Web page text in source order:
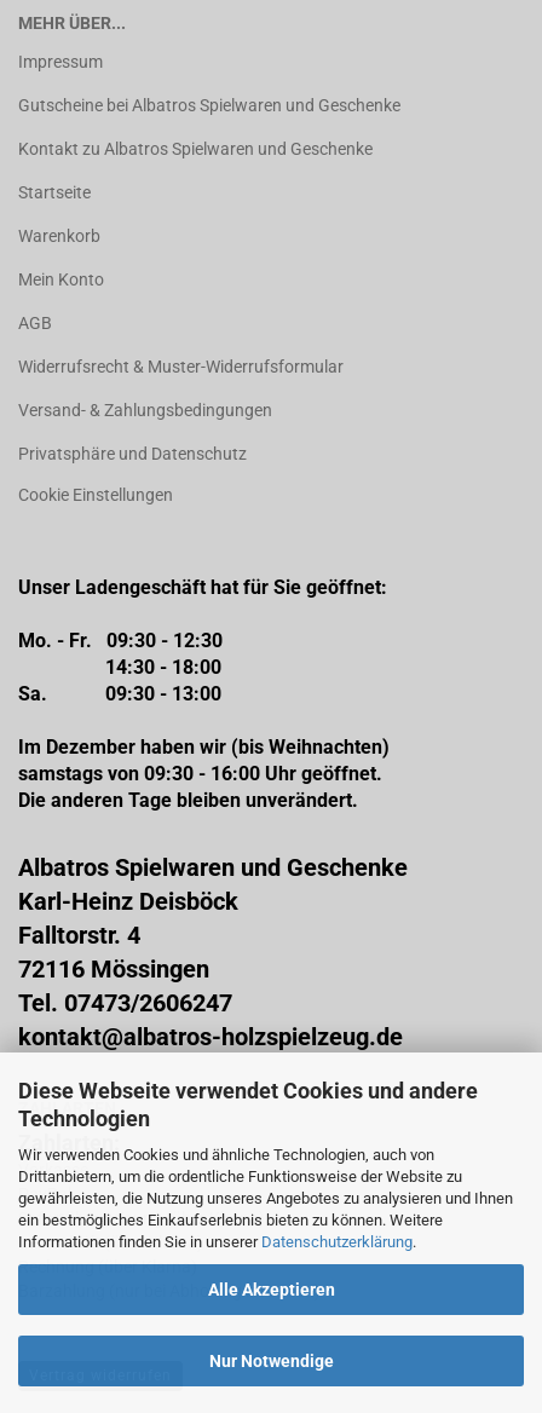
Diese Webseite verwendet Cookies und andere
Technologien
Wir verwenden Cookies und ähnliche Technologien, auch von
Drittanbietern, um die ordentliche Funktionsweise der Website zu
gewährleisten, die Nutzung unseres Angebotes zu analysieren und Ihnen
ein bestmögliches Einkaufserlebnis bieten zu können. Weitere
Informationen finden Sie in unserer Datenschutzerklärung.
Alle Akzeptieren
Nur Notwendige
MEHR ÜBER...
Impressum
Gutscheine bei Albatros Spielwaren und Geschenke
Kontakt zu Albatros Spielwaren und Geschenke
Startseite
Warenkorb
Mein Konto
AGB
Widerrufsrecht & Muster-Widerrufsformular
Versand- & Zahlungsbedingungen
Privatsphäre und Datenschutz
Cookie Einstellungen
Unser Ladengeschäft hat für Sie geöffnet:
Mo. - Fr. 09:30 - 12:30
14:30 - 18:00
Sa. 09:30 - 13:00
Im Dezember haben wir (bis Weihnachten)
samstags von 09:30 - 16:00 Uhr geöffnet.
Die anderen Tage bleiben unverändert.
Albatros Spielwaren und Geschenke
Karl-Heinz Deisböck
Falltorstr. 4
72116 Mössingen
Tel. 07473/2606247
kontakt@albatros-holzspielzeug.de
ZAHLARTEN
Zahlarten:
Vorkasse
PayPal
Sofortüberweisung (über Klarna)
Lastschrift (über Klarna)
Rechnung (über Klarna)
Barzahlung (nur bei Abholung im Laden)